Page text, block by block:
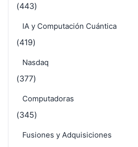
(443)
IA y Computación Cuántica
(419)
Nasdaq
(377)
Computadoras
(345)
Fusiones y Adquisiciones